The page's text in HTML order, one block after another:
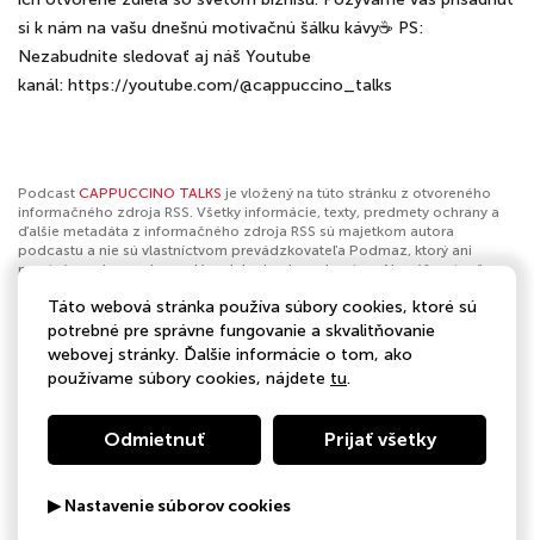
si k nám na vašu dnešnú motivačnú šálku kávy☕️ PS:
Nezabudnite sledovať aj náš Youtube
kanál: https://youtube.com/@cappuccino_talks
Podcast CAPPUCCINO TALKS je vložený na túto stránku z otvoreného
informačného zdroja RSS. Všetky informácie, texty, predmety ochrany a
ďalšie metadáta z informačného zdroja RSS sú majetkom autora
podcastu a nie sú vlastníctvom prevádzkovateľa Podmaz, ktorý ani
nevytvára ani nezodpovedá za ich obsah podcastov. Ak máš za to, že
nahlásiť obsah. Ak je toto tvoj podcast a chceš získať kontrolu nad týmto
profilomklikni sem.
Autor:Cappuccino Coach
Kategórie: Biznis, Voľný čas
Táto webová stránka používa súbory cookies, ktoré sú
potrebné pre správne fungovanie a skvalitňovanie
webovej stránky. Ďalšie informácie o tom, ako
používame súbory cookies, nájdete tu.
Odmietnuť Prijať všetky
▶ Nastavenie súborov cookies